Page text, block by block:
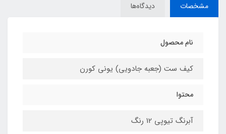
مشخصات دیدگاه‌ها
نام محصول
کیف ست (جعبه جادویی) یونی کورن
محتوا
آبرنگ تیوپی 12 رنگ